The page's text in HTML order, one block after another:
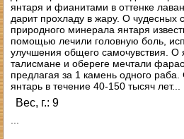
янтаря и фианитами в оттенке
дарит прохладу в жару. О чудесных
природного минерала янтаря
помощью лечили головную боль,
улучшения общего самочувствия. О
талисмане и обереге мечтали
предлагая за 1 камень одного
янтарь в течение 40-150 тысяч лет...
Вес, г.: 9